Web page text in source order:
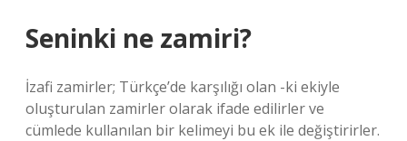
Seninki ne zamiri?
İzafi zamirler; Türkçe’de karşılığı olan -ki ekiyle
oluşturulan zamirler olarak ifade edilirler ve
cümlede kullanılan bir kelimeyi bu ek ile değiştirirler.